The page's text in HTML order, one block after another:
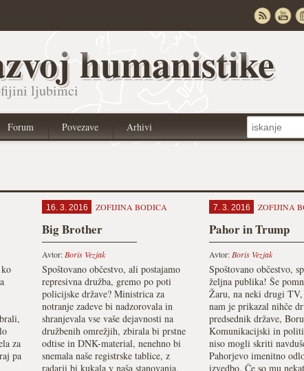
humanistike
ljubimci
Forum Povezave Arhivi
za
pa
16. 3. 2016 ZOFIJINA BODICA
Big Brother
Avtor: Boris Vezjak
Spoštovano občestvo, ali postajamo
represivna družba, gremo po poti
policijske države? Ministrica za
notranje zadeve bi nadzorovala in
shranjevala vse vaše dejavnosti na
družbenih omrežjih, zbirala bi prstne
odtise in DNK-material, nenehno bi
snemala naše registrske tablice, z
radarji bi kukala v naša stanovanja.
7. 3. 2016 ZOFIJINA
Pahor in Trump
Avtor: Boris Vezjak
Spoštovano občestvo,
željna publika! Še
Žaru, na neki drugi
nam je prikazal nihče
predsednik države,
Komunikacijski in
niso mogli skriti
Pahorjevo imenitno
izvedbo. Če so mu